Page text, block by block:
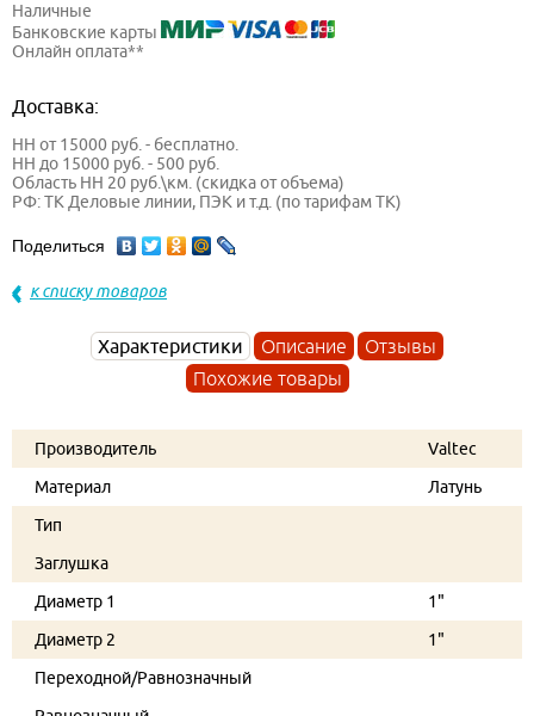
Наличные
Банковские карты
Онлайн оплата**
Доставка:
НН от 15000 руб. - бесплатно.
НН до 15000 руб. - 500 руб.
Область НН 20 руб.\км. (скидка от объема)
РФ: ТК Деловые линии, ПЭК и т.д. (по тарифам ТК)
Поделиться
к списку товаров
Характеристики Описание
Отзывы
Похожие товары
Производитель
Valtec
Материал
Латунь
Тип
Заглушка
Диаметр 1
1"
Диаметр 2
1"
Переходной/Равнозначный